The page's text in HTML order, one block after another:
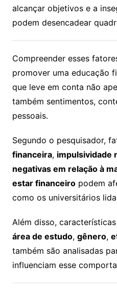
alcançar objetivos e a
podem desencadear
Compreender esses
promover uma educação
que leve em conta não
também sentimentos,
pessoais.
Segundo o pesquisador,
financeira, impulsividade
negativas em relação à
estar financeiropodem
como os universitários
Além disso,
área de estudo, gênero,
também são analisadas
influenciam esse